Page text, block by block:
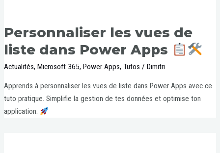
Personnaliser les vues de
liste dans Power Apps
Actualités,Microsoft 365,Power Apps,Tutos /Dimitri
Apprends à personnaliser les vues de liste dans Power Apps avec ce
tuto pratique. Simplifie la gestion de tes données et optimise ton
application.